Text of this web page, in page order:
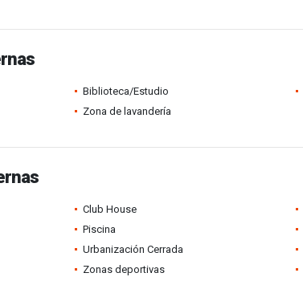
Biblioteca/Estudio
Zona de lavandería
Club House
Piscina
Urbanización Cerrada
Zonas deportivas